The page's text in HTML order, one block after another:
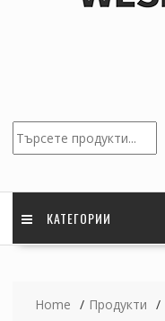
КАТЕГОРИИ
Home Продукти